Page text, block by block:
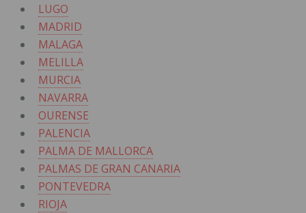
LUGO
MADRID
MALAGA
MELILLA
MURCIA
NAVARRA
OURENSE
PALENCIA
PALMA DE MALLORCA
PALMAS DE GRAN CANARIA
PONTEVEDRA
RIOJA